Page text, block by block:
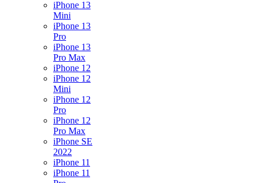
iPhone 13
Mini
iPhone 13
Pro
iPhone 13
Pro Max
iPhone 12
iPhone 12
Mini
iPhone 12
Pro
iPhone 12
Pro Max
iPhone SE
2022
iPhone 11
iPhone 11